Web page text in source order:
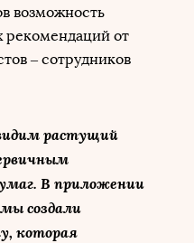
возможность
рекомендаций от
– сотрудников
растущий
В приложении
создали
которая